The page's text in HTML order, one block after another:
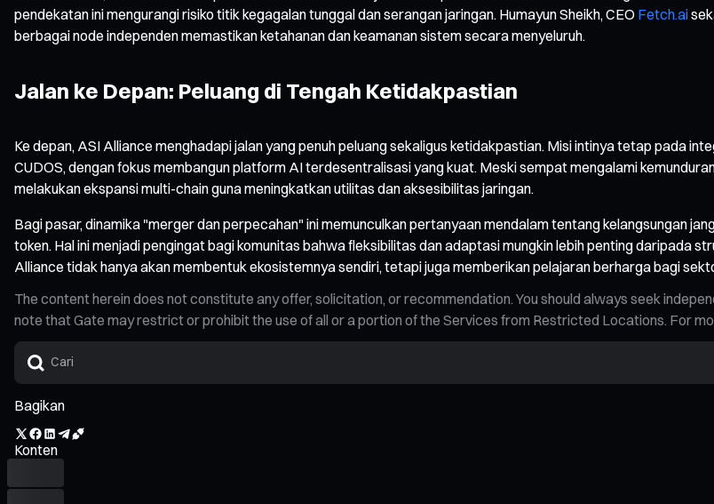
pendekatan ini mengurangi risiko titik kegagalan tunggal dan serangan jaringan. Humayun Sheikh, CEO Fetch.ai
berbagai node independen memastikan ketahanan dan keamanan sistem secara menyeluruh.
Jalan ke Depan: Peluang di Tengah Ketidakpastian
Ke depan, ASI Alliance menghadapi jalan yang penuh peluang sekaligus ketidakpastian. Misi intinya tetap pada
CUDOS, dengan fokus membangun platform AI terdesentralisasi yang kuat. Meski sempat mengalami
melakukan ekspansi multi-chain guna meningkatkan utilitas dan aksesibilitas jaringan.
Bagi pasar, dinamika "merger dan perpecahan" ini memunculkan pertanyaan mendalam tentang kelangsungan
token. Hal ini menjadi pengingat bagi komunitas bahwa fleksibilitas dan adaptasi mungkin lebih penting daripada
Alliance tidak hanya akan membentuk ekosistemnya sendiri, tetapi juga memberikan pelajaran berharga bagi
The content herein does not constitute any offer, solicitation, or recommendation. You should always seek
note that Gate may restrict or prohibit the use of all or a portion of the Services from Restricted Locations. For
Bagikan
Konten